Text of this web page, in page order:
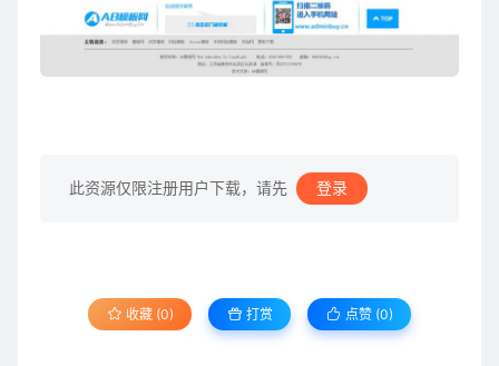
此资源仅限注册用户下载，请先 登录
收藏 (0) 打赏 点赞 (0)